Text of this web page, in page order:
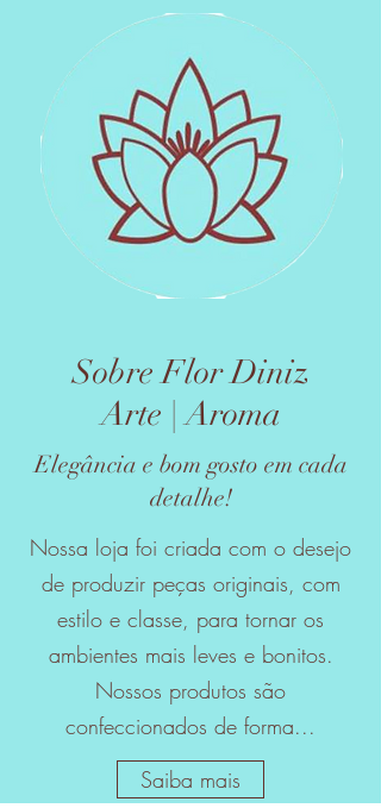
Sobre Flor Diniz
Arte | Aroma
Elegância e bom gosto em cada
detalhe!
Nossa loja foi criada com o desejo
de produzir peças originais, com
estilo e classe, para tornar os
ambientes mais leves e bonitos.
Nossos produtos são
confeccionados de forma...
Saiba mais